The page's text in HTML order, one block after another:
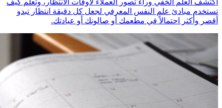
تستخدم مبادئ علم النفس المعرفي لجعل كل دقيقة انتظار تبدو
أقصر وأكثر احتمالاً في مطعمك أو صالونك أو عيادتك.